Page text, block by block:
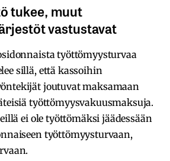
tukee, muut
vastustavat
työttömyysturvaa
sillä, että kassoihin
joutuvat maksamaan
työttömyysvakuusmaksuja.
ei ole työttömäksi jäädessään
työttömyysturvaan,